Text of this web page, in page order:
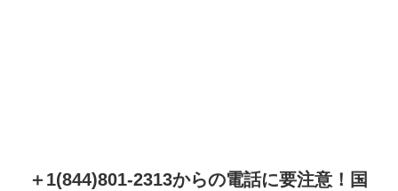
＋1(844)801-2313からの電話に要注意！国